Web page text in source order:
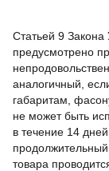
Статьей 9
предусмотрено
аналогичный,
габаритам,
не может быть
в течение 14
товара